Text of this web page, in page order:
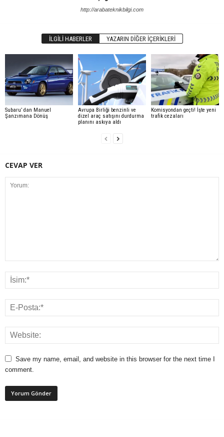
http://arabateknikbilgi.com
İLGILI HABERLER YAZARIN DIĞER İÇERIKLERI
Subaru’ dan Manuel
Şanzımana Dönüş
Avrupa Birliği benzinli ve
dizel araç satışını durdurma
planını askıya aldı
Komisyondan geçti! İşte yeni
trafik cezaları
CEVAP VER
Save my name, email, and website in this browser for the next time I
comment.